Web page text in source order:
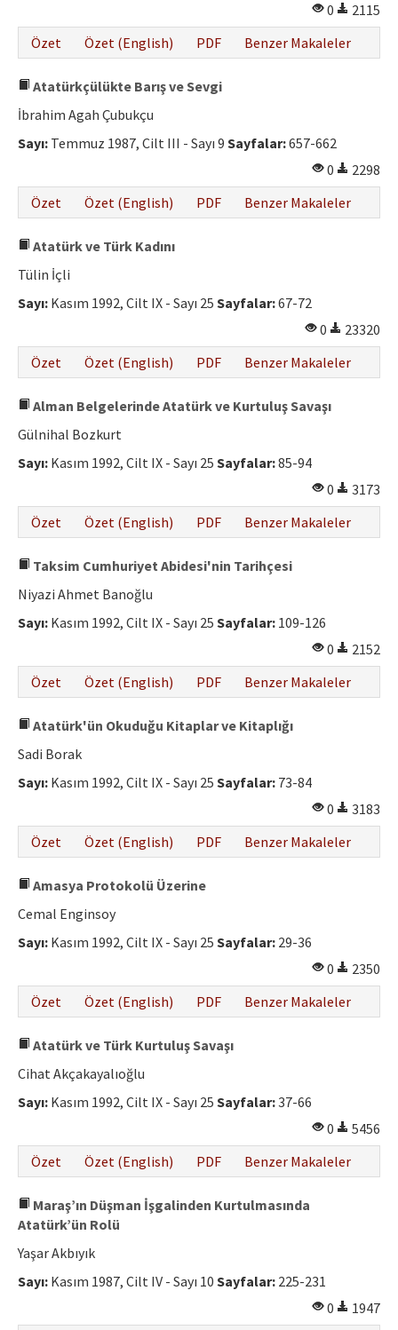
0
2115
Özet
Özet (English) PDF Benzer Makaleler
Atatürkçülükte Barış ve Sevgi
İbrahim Agah Çubukçu
Sayı: Temmuz 1987, Cilt III - Sayı 9 Sayfalar:657-662
0
2298
Özet
Özet (English) PDF Benzer Makaleler
Atatürk ve Türk Kadını
Tülin İçli
Sayı: Kasım 1992, Cilt IX - Sayı 25 Sayfalar:67-72
0
23320
Özet
Özet (English) PDF Benzer Makaleler
Alman Belgelerinde Atatürk ve Kurtuluş Savaşı
Gülnihal Bozkurt
Sayı: Kasım 1992, Cilt IX - Sayı 25 Sayfalar:85-94
0
3173
Özet
Özet (English) PDF Benzer Makaleler
Taksim Cumhuriyet Abidesi'nin Tarihçesi
Niyazi Ahmet Banoğlu
Sayı: Kasım 1992, Cilt IX - Sayı 25 Sayfalar: 109-126
0
2152
Özet
Özet (English) PDF Benzer Makaleler
Atatürk'ün Okuduğu Kitaplar ve Kitaplığı
Sadi Borak
Sayı: Kasım 1992, Cilt IX - Sayı 25 Sayfalar: 73-84
0
3183
Özet
Özet (English) PDF Benzer Makaleler
Amasya Protokolü Üzerine
Cemal Enginsoy
Sayı: Kasım 1992, Cilt IX - Sayı 25 Sayfalar: 29-36
0
2350
Özet
Özet (English) PDF Benzer Makaleler
Atatürk ve Türk Kurtuluş Savaşı
Cihat Akçakayalıoğlu
Sayı: Kasım 1992, Cilt IX - Sayı 25 Sayfalar:37-66
0
5456
Özet
Özet (English) PDF Benzer Makaleler
Maraş’ın Düşman İşgalinden Kurtulmasında
Atatürk’ün Rolü
Yaşar Akbıyık
Sayı: Kasım 1987, Cilt IV - Sayı 10 Sayfalar: 225-231
0
1947